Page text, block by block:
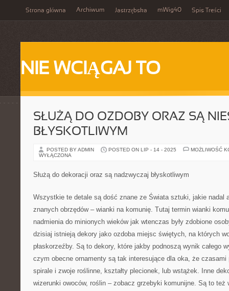
Strona główna Archiwum Jastrzębska mWig40 Spis Treści
NIE WCIĄGAJ TO
SŁUŻĄ DO OZDOBY ORAZ SĄ
BŁYSKOTLIWYM
POSTED BY ADMIN POSTED ON LIP - 14 - 2025
MOŻLIWOŚĆ
WYŁĄCZONA
Służą do dekoracji oraz są nadzwyczaj błyskotliwym
Wszystkie te detale są dość znane ze Świata sztuki, jakie nadal
znanych obrzędów – wianki na komunię. Tutaj termin wianki
nadmienia do minionych wieków jak wtenczas były zdobione
dzisiaj istnieją dekory jako ozdoba miejsc świętych, na których
płaskorzeźby. Są to dekory, które jakby podnoszą wynik całego
czym obecne ornamenty są tak interesujące dla oka, że czasami
spirale i zwoje roślinne, kształty plecionek, lub wstążek. Inne
wizerunki owoców, roślin – zobacz grzebyki komunijne. Są to też